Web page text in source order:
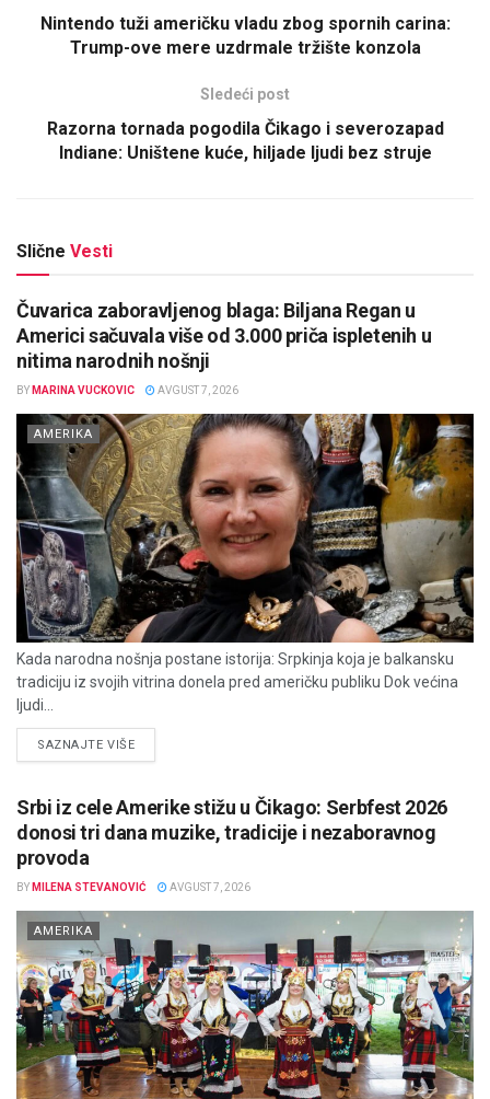
Nintendo tuži američku vladu zbog spornih carina:
Trump-ove mere uzdrmale tržište konzola
Sledeći post
Razorna tornada pogodila Čikago i severozapad
Indiane: Uništene kuće, hiljade ljudi bez struje
Slične Vesti
Čuvarica zaboravljenog blaga: Biljana Regan u
Americi sačuvala više od 3.000 priča ispletenih u
nitima narodnih nošnji
BY MARINA VUCKOVIC AVGUST 7, 2026
AMERIKA
Kada narodna nošnja postane istorija: Srpkinja koja je balkansku
tradiciju iz svojih vitrina donela pred američku publiku Dok većina
ljudi...
SAZNAJTE VIŠEDETAILS
Srbi iz cele Amerike stižu u Čikago: Serbfest 2026
donosi tri dana muzike, tradicije i nezaboravnog
provoda
BY MILENA STEVANOVIĆ AVGUST 7, 2026
AMERIKA